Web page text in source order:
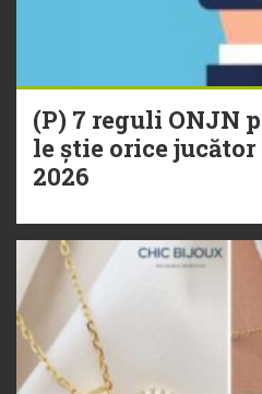
(P) 7 reguli ONJN
le știe orice
2026